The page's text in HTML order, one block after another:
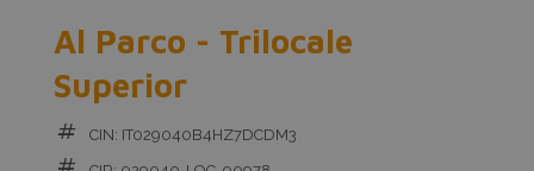
Al Parco - Trilocale
Superior
tag CIN: IT029040B4HZ7DCDM3